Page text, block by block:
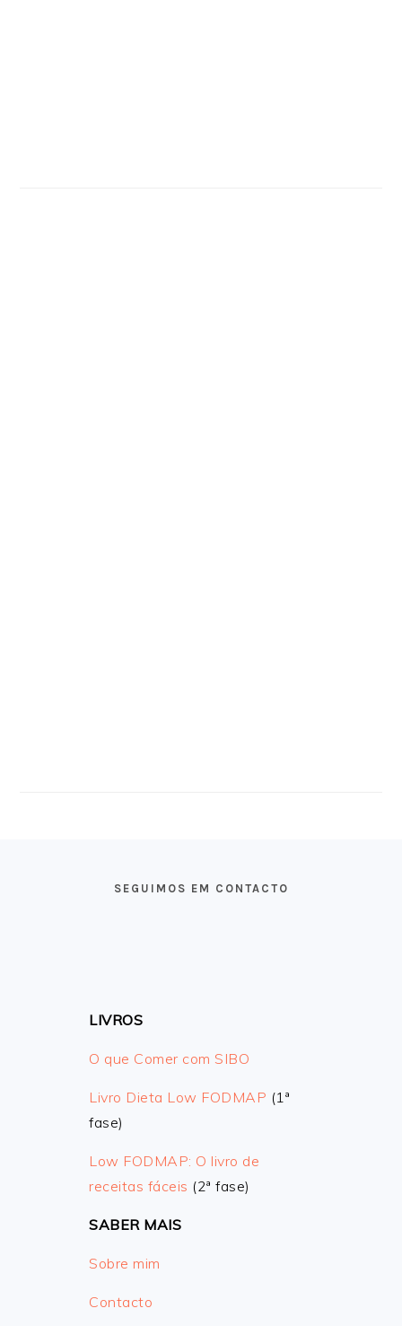
SEGUIMOS EM CONTACTO
LIVROS
O que Comer com SIBO
Livro Dieta Low FODMAP (1ª
fase)
Low FODMAP: O livro de
receitas fáceis (2ª fase)
SABER MAIS
Sobre mim
Contacto